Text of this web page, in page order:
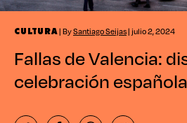
CULTURA| BySantiago Seijas| julio 2, 2024
Fallas de Valencia:
celebración española